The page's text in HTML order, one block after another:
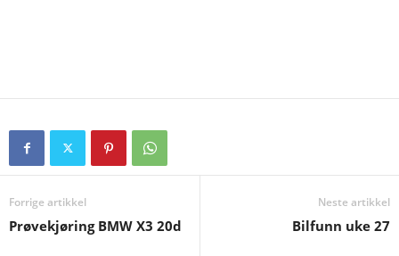
Forrige artikkel
Prøvekjøring BMW X3 20d
Neste artikkel
Bilfunn uke 27